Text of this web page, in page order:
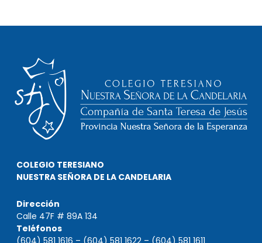
COLEGIO TERESIANO
NUESTRA SEÑORA DE LA CANDELARIA
Dirección
Calle 47F # 89A 134
Teléfonos
(604) 581 1616 – (604) 581 1622 – (604) 581 1611